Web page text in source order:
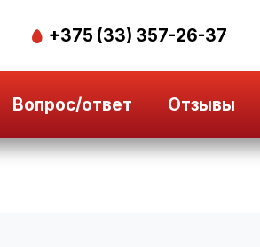
+375 (33) 357-26-37
Вопрос/ответ Отзывы